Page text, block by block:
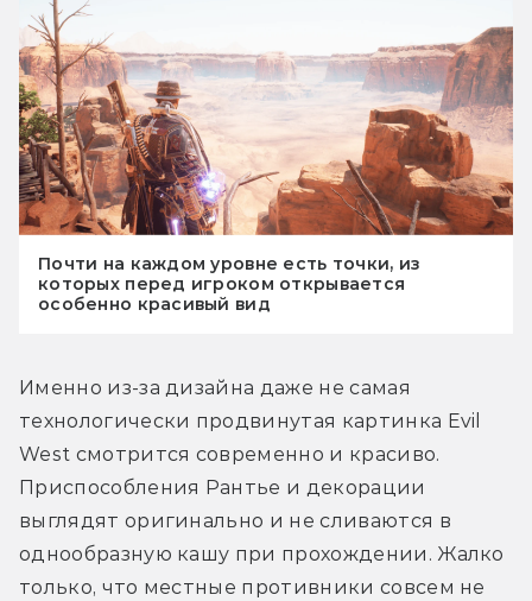
Почти на каждом уровне есть точки, из
которых перед игроком открывается
особенно красивый вид
Именно из-за дизайна даже не самая
технологически продвинутая картинка Evil
West смотрится современно и красиво.
Приспособления Рантье и декорации
выглядят оригинально и не сливаются в
однообразную кашу при прохождении. Жалко
только, что местные противники совсем не